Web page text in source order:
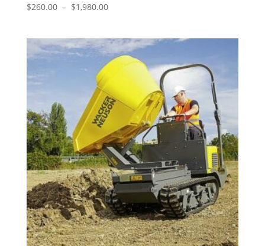
$260.00 – $1,980.00Plage
$260.00
à
$1,980.00